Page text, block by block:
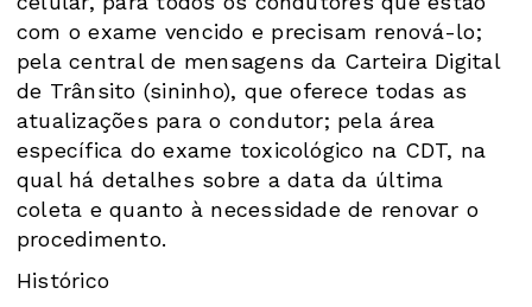
com o exame vencido e precisam renová-lo;
pela central de mensagens da Carteira Digital
de Trânsito (sininho), que oferece todas as
atualizações para o condutor; pela área
específica do exame toxicológico na CDT, na
qual há detalhes sobre a data da última
coleta e quanto à necessidade de renovar o
procedimento.
Histórico